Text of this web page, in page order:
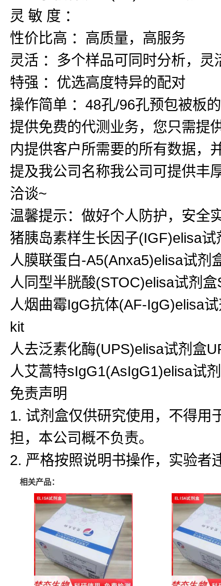
灵 敏 度 ：
性价比高 ：高质量，高服务
灵活 ：多个样品可同时分析，
特强 ：优选高度特异的配对
操作简单 ：48孔/96孔预包被板
提供免费的代测业务，您只需提
内提供客户所需要的所有数据，
提及我公司名称我公司可提供丰
洽谈~
温馨提示：做好个人防护，安全
猪胰岛素样生长因子(IGF)elisa试
人膜联蛋白-A5(Anxa5)elisa试剂
人同型半胱酸(STOC)elisa试剂
人烟曲霉IgG抗体(AF-IgG)elisa
kit
人去泛素化酶(UPS)elisa试剂盒
人艾蒿特sIgG1(AsIgG1)elisa试
免责声明
1. 试剂盒仅供研究使用，不得用
担，本公司概不负责。
2. 严格按照说明书操作，实验者
相关产品：